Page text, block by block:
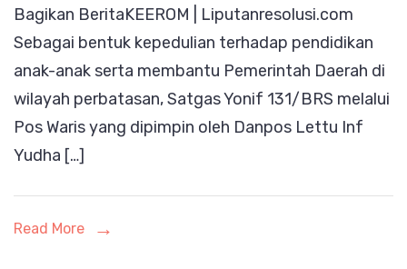
anak
Bagikan BeritaKEEROM | Liputanresolusi.com
Sebagai bentuk kepedulian terhadap pendidikan
anak-anak serta membantu Pemerintah Daerah di
wilayah perbatasan, Satgas Yonif 131/BRS melalui
Pos Waris yang dipimpin oleh Danpos Lettu Inf
Yudha […]
Read More